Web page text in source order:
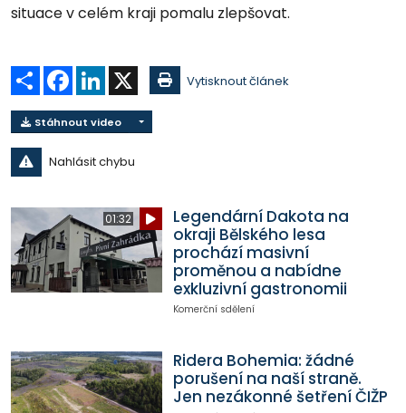
situace v celém kraji pomalu zlepšovat.
Sdílet Facebook
LinkedIn Vytisknout článek
Stáhnout video
Nahlásit chybu
01:32
Legendární Dakota na
okraji Bělského lesa
prochází masivní
proměnou a nabídne
exkluzivní gastronomii
Komerční sdělení
Ridera Bohemia: žádné
porušení na naší straně.
Jen nezákonné šetření ČIŽP